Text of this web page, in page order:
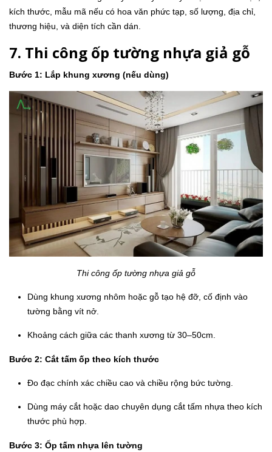
kích thước, mẫu mã nếu có hoa văn phức tạp, số lượng, địa chỉ,
thương hiệu, và diện tích cần dán.
7. Thi công ốp tường nhựa giả gỗ
Bước 1: Lắp khung xương (nếu dùng)
Thi công ốp tường nhựa giả gỗ
Dùng khung xương nhôm hoặc gỗ tạo hệ đỡ, cố định vào
tường bằng vít nở.
Khoảng cách giữa các thanh xương từ 30–50cm.
Bước 2: Cắt tấm ốp theo kích thước
Đo đạc chính xác chiều cao và chiều rộng bức tường.
Dùng máy cắt hoặc dao chuyên dụng cắt tấm nhựa theo kích
thước phù hợp.
Bước 3: Ốp tấm nhựa lên tường